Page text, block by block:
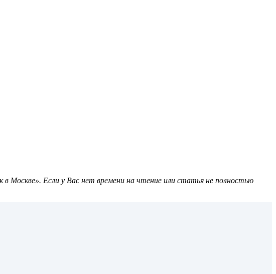
Москве». Если у Вас нет времени на чтение или статья не полностью